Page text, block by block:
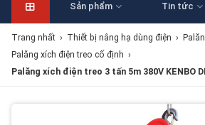
Sản phẩm Tin tức
Trang nhất › Thiết bị nâng hạ dùng điện ›
Palăng xích điện treo cố định ›
Palăng xích điện treo 3 tấn 5m 380V KENBO